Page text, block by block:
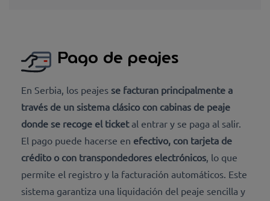
Pago de peajes
En Serbia, los peajes se facturan principalmente a
través de un sistema clásico con cabinas de peaje
donde se recoge el ticketal entrar y se paga al salir.
El pago puede hacerse en efectivo, con tarjeta de
crédito o con transpondedores electrónicos, lo que
permite el registro y la facturación automáticos. Este
sistema garantiza una liquidación del peaje sencilla y